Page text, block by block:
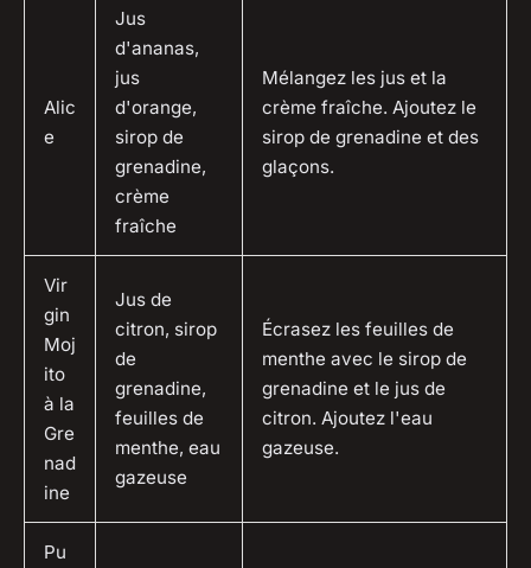
Alic
e
Jus
d'ananas,
jus
d'orange,
sirop de
grenadine,
crème
fraîche
Mélangez les jus et la
crème fraîche. Ajoutez le
sirop de grenadine et des
glaçons.
Vir
gin
Moj
ito
à la
Gre
nad
ine
Jus de
citron, sirop
de
grenadine,
feuilles de
menthe, eau
gazeuse
Écrasez les feuilles de
menthe avec le sirop de
grenadine et le jus de
citron. Ajoutez l'eau
gazeuse.
Pu